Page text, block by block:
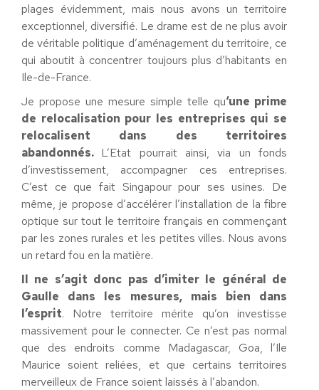
plages évidemment, mais nous avons un territoire
exceptionnel, diversifié. Le drame est de ne plus avoir
de véritable politique d’aménagement du territoire, ce
qui aboutit à concentrer toujours plus d’habitants en
Ile-de-France.
Je propose une mesure simple telle qu‘une prime
de relocalisation pour les entreprises qui se
relocalisent dans des territoires
abandonnés. L’Etat pourrait ainsi, via un fonds
d’investissement, accompagner ces entreprises.
C’est ce que fait Singapour pour ses usines. De
même, je propose d’accélérer l’installation de la fibre
optique sur tout le territoire français en commençant
par les zones rurales et les petites villes. Nous avons
un retard fou en la matière.
Il ne s’agit donc pas d’imiter le général de
Gaulle dans les mesures, mais bien dans
l’esprit. Notre territoire mérite qu’on investisse
massivement pour le connecter. Ce n’est pas normal
que des endroits comme Madagascar, Goa, l’Ile
Maurice soient reliées, et que certains territoires
merveilleux de France soient laissés à l’abandon.